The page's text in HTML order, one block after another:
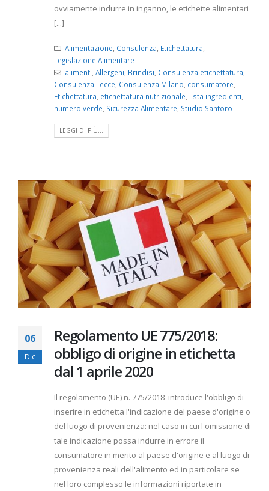
ovviamente indurre in inganno, le etichette alimentari
[...]
Alimentazione Consulenza Etichettatura
Legislazione Alimentare
alimenti Allergeni Brindisi Consulenza etichettatura
Consulenza Lecce Consulenza Milano consumatore
Etichettatura etichettatura nutrizionale lista ingredienti
numero verde Sicurezza Alimentare Studio Santoro
LEGGI DI PIÙ...
06
Dic
Regolamento UE 775/2018:
obbligo di origine in etichetta
dal 1 aprile 2020
Il regolamento (UE) n. 775/2018 introduce l'obbligo di
inserire in etichetta l'indicazione del paese d'origine o
del luogo di provenienza: nel caso in cui l'omissione di
tale indicazione possa indurre in errore il
consumatore in merito al paese d'origine e al luogo di
provenienza reali dell'alimento ed in particolare se
nel loro complesso le informazioni riportate in